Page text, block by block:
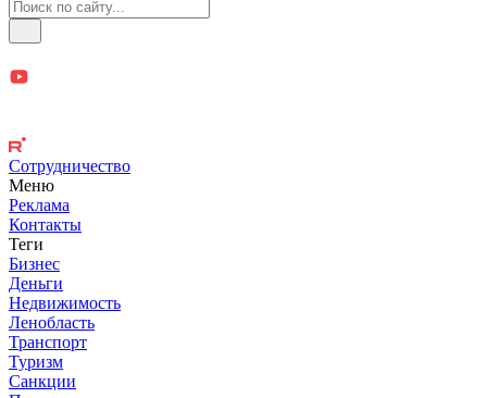
Сотрудничество
Меню
Реклама
Контакты
Теги
Бизнес
Деньги
Недвижимость
Ленобласть
Транспорт
Туризм
Санкции